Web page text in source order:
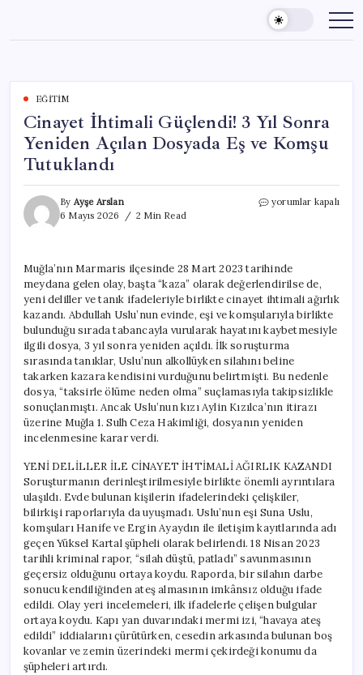
content
EĞITIM
Cinayet İhtimali Güçlendi! 3 Yıl Sonra
Yeniden Açılan Dosyada Eş ve Komşu
Tutuklandı
By Ayşe Arslan
6 Mayıs 2026
2 Min Read
Cinayet
Sonra
Yeniden
Açılan
Dosyada
Eş
ve
Komşu
Tutuklandı
için
yorumlar kapalı
Muğla’nın Marmaris ilçesinde 28 Mart 2023 tarihinde
meydana gelen olay, başta “kaza” olarak değerlendirilse de,
yeni deliller ve tanık ifadeleriyle birlikte cinayet ihtimali ağırlık
kazandı. Abdullah Uslu’nun evinde, eşi ve komşularıyla birlikte
bulunduğu sırada tabancayla vurularak hayatını kaybetmesiyle
ilgili dosya, 3 yıl sonra yeniden açıldı. İlk soruşturma
sırasında tanıklar, Uslu’nun alkollüyken silahını beline
takarken kazara kendisini vurduğunu belirtmişti. Bu nedenle
dosya, “taksirle ölüme neden olma” suçlamasıyla takipsizlikle
sonuçlanmıştı. Ancak Uslu’nun kızı Aylin Kızılca’nın itirazı
üzerine Muğla 1. Sulh Ceza Hakimliği, dosyanın yeniden
incelenmesine karar verdi.
YENİ DELİLLER İLE CİNAYET İHTİMALİ AĞIRLIK KAZANDI
Soruşturmanın derinleştirilmesiyle birlikte önemli ayrıntılara
ulaşıldı. Evde bulunan kişilerin ifadelerindeki çelişkiler,
bilirkişi raporlarıyla da uyuşmadı. Uslu’nun eşi Suna Uslu,
komşuları Hanife ve Ergin Ayaydın ile iletişim kayıtlarında adı
geçen Yüksel Kartal şüpheli olarak belirlendi. 18 Nisan 2023
tarihli kriminal rapor, “silah düştü, patladı” savunmasının
geçersiz olduğunu ortaya koydu. Raporda, bir silahın darbe
sonucu kendiliğinden ateş almasının imkânsız olduğu ifade
edildi. Olay yeri incelemeleri, ilk ifadelerle çelişen bulgular
ortaya koydu. Kapı yan duvarındaki mermi izi, “havaya ateş
edildi” iddialarını çürütürken, cesedin arkasında bulunan boş
kovanlar ve zemin üzerindeki mermi çekirdeği konumu da
şüpheleri artırdı.